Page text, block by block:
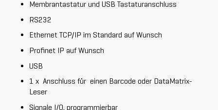
Membrantastatur und USB Tastaturanschluss
RS232
Ethernet TCP/IP im Standard auf Wunsch
Profinet IP auf Wunsch
USB
1 x Anschluss für einen Barcode oder DataMatrix-
Leser
Signale I/O, programmierbar